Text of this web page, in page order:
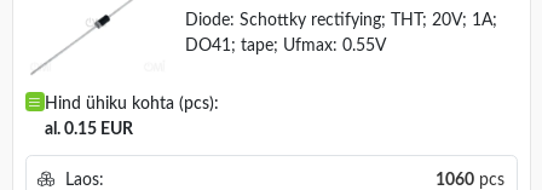
Diode: Schottky rectifying; THT; 20V; 1A;
DO41; tape; Ufmax: 0.55V
Hind ühiku kohta (pcs):
al. 0.15 EUR
Laos: 1060pcs